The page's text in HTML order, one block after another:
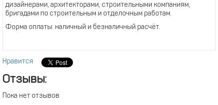
дизайнерами, архитекторами, строительными компаниям,
бригадами по строительным и отделочным работам.
Форма оплаты: наличный и безналичный расчёт.
Нравится
Отзывы:
Пока нет отзывов